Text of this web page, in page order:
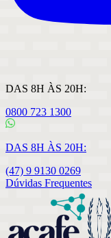
DAS 8H ÀS 20H:
0800 723 1300
DAS 8H ÀS 20H:
(47) 9 9130 0269
Dúvidas Frequentes